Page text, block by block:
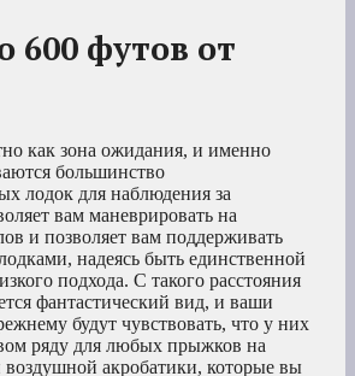
600 футов от
как зона ожидания, и именно
большинство
лодок для наблюдения за
вам маневрировать на
и позволяет вам поддерживать
надеясь быть единственной
подхода. С такого расстояния
фантастический вид, и ваши
будут чувствовать, что у них
ряду для любых прыжков на
воздушной акробатики, которые вы